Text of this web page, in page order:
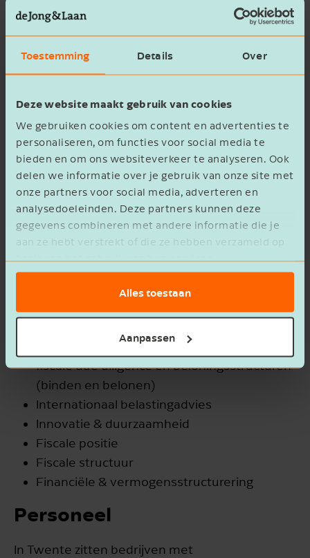
Toestemming Details Over
Deze website maakt gebruik van cookies
We gebruiken cookies om content en advertenties te
personaliseren, om functies voor social media te
bieden en om ons websiteverkeer te analyseren. Ook
delen we informatie over je gebruik van onze site met
onze partners voor social media, adverteren en
analysedoeleinden. Deze partners kunnen deze
gegevens combineren met andere informatie die je
aan ze hebt verstrekt of die ze hebben verzameld op
basis van het gebruik van hun services.
Alles toestaan
Aanpassen
online boekhouding en het efficiënt inrichten en
verwerken van de financiële administratie. Ook
bieden we je hulp bij het samenstellen van de
Belastingadvies
Wil je weten hoe je fiscale voordelen optimaal
kunt benutten? Onzebelastingadviseurs in
Almelo maken dit overzichtelijk voor
je. We denken met je mee over een fiscale
strategie die aansluit op jouw bedrijf en
andere voorzien van belastingadvies op het
loonheffingen, vennootschapsbelasting,
fiscale due diligence en beloningsstructuren
(binden en belonen)
Internationaal belastingadvies
Innovatie & duurzaamheid
Fiscale positie
Fiscale structuur
Financiële & vermogensstructurering
Personeel
In Twente zitten bedrijven met